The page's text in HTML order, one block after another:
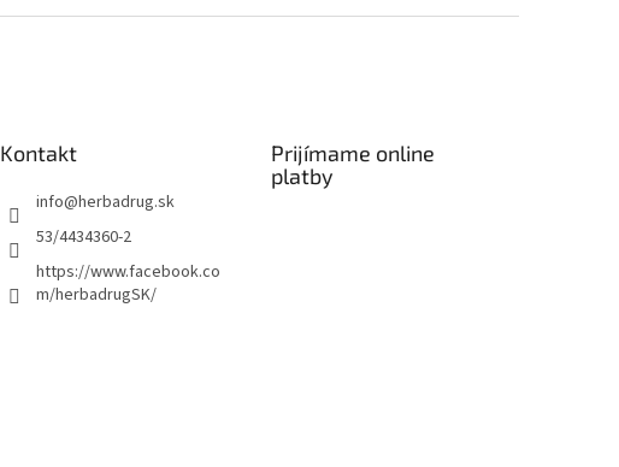
Kontakt
info@herbadrug.sk
53/4434360-2
https://www.facebook.co
m/herbadrugSK/
Prijímame online
platby